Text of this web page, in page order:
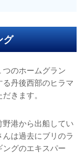
グ
のホームグラン
る丹後西部のヒラマ
きます。
港から出船してい
は過去にブリのラ
ングのエキスパー